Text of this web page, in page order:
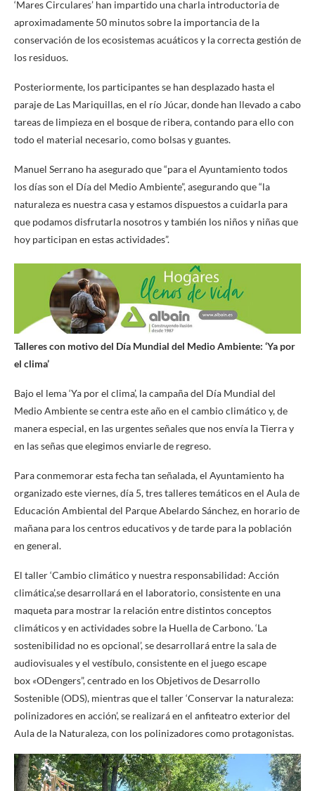
‘Mares Circulares’ han impartido una charla introductoria de
aproximadamente 50 minutos sobre la importancia de la
conservación de los ecosistemas acuáticos y la correcta gestión de
los residuos.
Posteriormente, los participantes se han desplazado hasta el
paraje de Las Mariquillas, en el río Júcar, donde han llevado a cabo
tareas de limpieza en el bosque de ribera, contando para ello con
todo el material necesario, como bolsas y guantes.
Manuel Serrano ha asegurado que “para el Ayuntamiento todos
los días son el Día del Medio Ambiente”, asegurando que “la
naturaleza es nuestra casa y estamos dispuestos a cuidarla para
que podamos disfrutarla nosotros y también los niños y niñas que
hoy participan en estas actividades”.
Talleres con motivo del Día Mundial del Medio Ambiente: ‘Ya por
el clima’
Bajo el lema ‘Ya por el clima’, la campaña del Día Mundial del
Medio Ambiente se centra este año en el cambio climático y, de
manera especial, en las urgentes señales que nos envía la Tierra y
en las señas que elegimos enviarle de regreso.
Para conmemorar esta fecha tan señalada, el Ayuntamiento ha
organizado este viernes, día 5, tres talleres temáticos en el Aula de
Educación Ambiental del Parque Abelardo Sánchez, en horario de
mañana para los centros educativos y de tarde para la población
en general.
El taller ‘Cambio climático y nuestra responsabilidad: Acción
climática’,se desarrollará en el laboratorio, consistente en una
maqueta para mostrar la relación entre distintos conceptos
climáticos y en actividades sobre la Huella de Carbono. ‘La
sostenibilidad no es opcional’, se desarrollará entre la sala de
audiovisuales y el vestíbulo, consistente en el juego escape
box «ODengers”, centrado en los Objetivos de Desarrollo
Sostenible (ODS), mientras que el taller ‘Conservar la naturaleza:
polinizadores en acción’, se realizará en el anfiteatro exterior del
Aula de la Naturaleza, con los polinizadores como protagonistas.